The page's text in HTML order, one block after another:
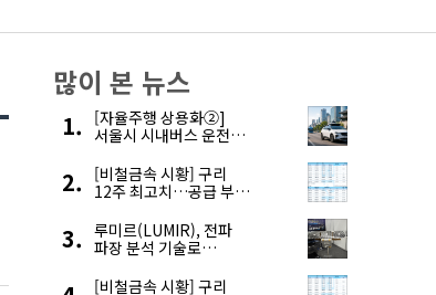
많이 본 뉴스
[자율주행 상용화②]
서울시 시내버스 운전자
해결한다
[비철금속 시황] 구리
12주 최고치…공급 부족
루미르(LUMIR), 전파
파장 분석 기술로
[비철금속 시황] 구리